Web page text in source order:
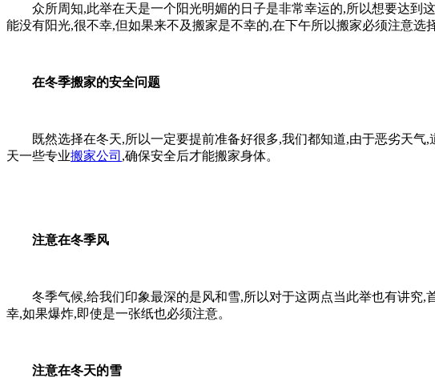
众所周知,此举在天是一个阳光明媚的日子是非常幸运的,所以想要达到
能没有阳光,很不幸,但如果来不及搬家是不幸的,在下午所以搬家必须注意选
在冬季搬家的安全问题
既然选择在冬天,所以一定要提前准备好很多,我们都知道,由于恶劣天气,
天一些专业搬家公司 ,确保安全后才能搬家身体。
注意在冬季风
冬季气候,给我们印象最深的是风和雪,所以对于这两点当此举也有讲究,
幸,如果爆炸,即使是一张纸也必须注意。
注意在冬天的雪